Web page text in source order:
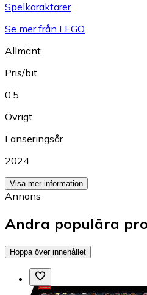
Spelkaraktärer
Se mer från LEGO
Allmänt
Pris/bit
0.5
Övrigt
Lanseringsår
2024
Visa mer information
Annons
Andra populära
Hoppa över innehållet